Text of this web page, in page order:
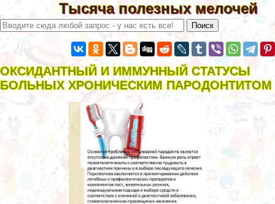
Тысяча полезных мелочей
ОКСИДАНТНЫЙ И ИММУННЫЙ СТАТУСЫ
БОЛЬНЫХ ХРОНИЧЕСКИМ ПАРОДОНТИТОМ